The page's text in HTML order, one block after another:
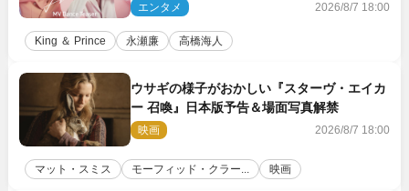
エンタメ 2026/8/7 18:00
King ＆ Prince 永瀬廉 高橋海人
ウサギの様子がおかしい『スターヴ・エイカ
ー 召喚』日本版予告＆場面写真解禁
映画 2026/8/7 18:00
マット・スミス モーフィッド・クラー... 映画